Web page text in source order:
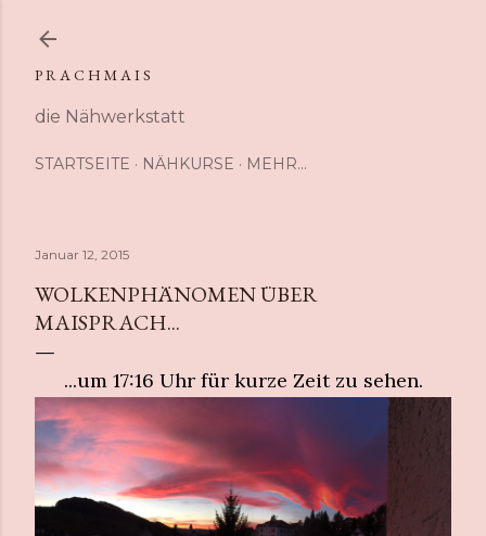
P R A C H M A I S
die Nähwerkstatt
STARTSEITE NÄHKURSE MEHR…
Januar 12, 2015
WOLKENPHÄNOMEN ÜBER
MAISPRACH...
...um 17:16 Uhr für kurze Zeit zu sehen.